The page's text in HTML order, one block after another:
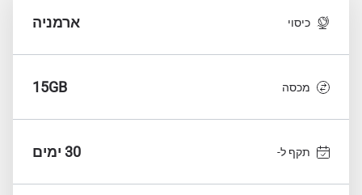
כיסוי ארמניה
מכסה 15GB
תקף ל- 30 ימים